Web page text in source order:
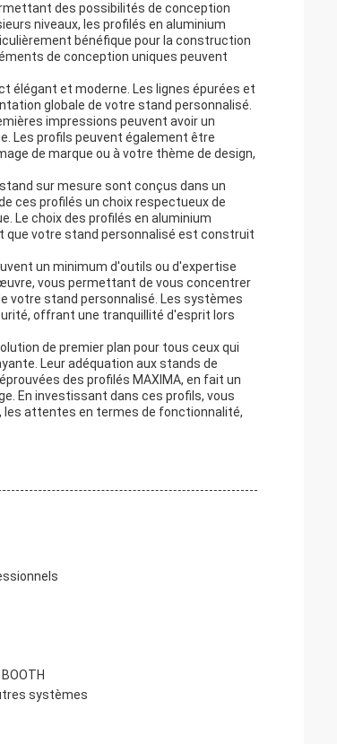
des possibilités de conception
niveaux, les profilés en aluminium
bénéfique pour la construction
de conception uniques peuvent
élégant et moderne. Les lignes épurées et
globale de votre stand personnalisé.
impressions peuvent avoir un
Les profils peuvent également être
de marque ou à votre thème de design,
sur mesure sont conçus dans un
ces profilés un choix respectueux de
Le choix des profilés en aluminium
que votre stand personnalisé est construit
un minimum d'outils ou d'expertise
vous permettant de vous concentrer
votre stand personnalisé. Les systèmes
offrant une tranquillité d'esprit lors
de premier plan pour tous ceux qui
Leur adéquation aux stands de
des profilés MAXIMA, en fait un
En investissant dans ces profils, vous
les attentes en termes de fonctionnalité,
systèmes